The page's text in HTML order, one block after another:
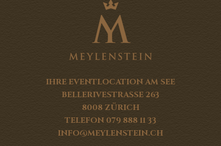
IHRE EVENTLOCATION AM SEE
BELLERIVESTRASSE 263
8008 ZÜRICH
TELEFON 079 888 11 33
INFO@MEYLENSTEIN.CH